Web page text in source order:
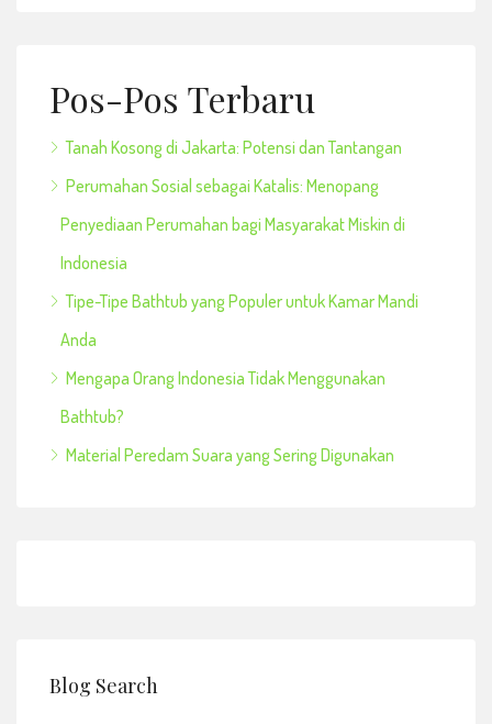
Pos-Pos Terbaru
Tanah Kosong di Jakarta: Potensi dan Tantangan
Perumahan Sosial sebagai Katalis: Menopang
Penyediaan Perumahan bagi Masyarakat Miskin di
Indonesia
Tipe-Tipe Bathtub yang Populer untuk Kamar Mandi
Anda
Mengapa Orang Indonesia Tidak Menggunakan
Bathtub?
Material Peredam Suara yang Sering Digunakan
Blog Search